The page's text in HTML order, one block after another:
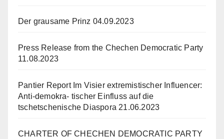
Der grausame Prinz 04.09.2023
Press Release from the Chechen Democratic Party
11.08.2023
Pantier Report Im Visier extremistischer Influencer:
Anti-demokra- tischer Einfluss auf die
tschetschenische Diaspora 21.06.2023
CHARTER OF CHECHEN DEMOCRATIC PARTY